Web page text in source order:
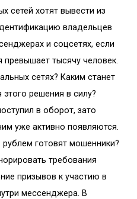
сетей хотят вывести из
владельцев
и соцсетях, если
тысячу человек.
сетях? Каким станет
этого решения в силу?
в оборот, зато
уже активно появляются.
готовят мошенники?
требования
призывов к участию в
мессенджера. В